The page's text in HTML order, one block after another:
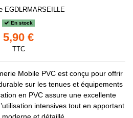
EGDLRMARSEILLE
En stock
5,90 €
TTC
Mobile PVC est conçu pour offrir
sur les tenues et équipements
en PVC assure une excellente
intensives tout en apportant